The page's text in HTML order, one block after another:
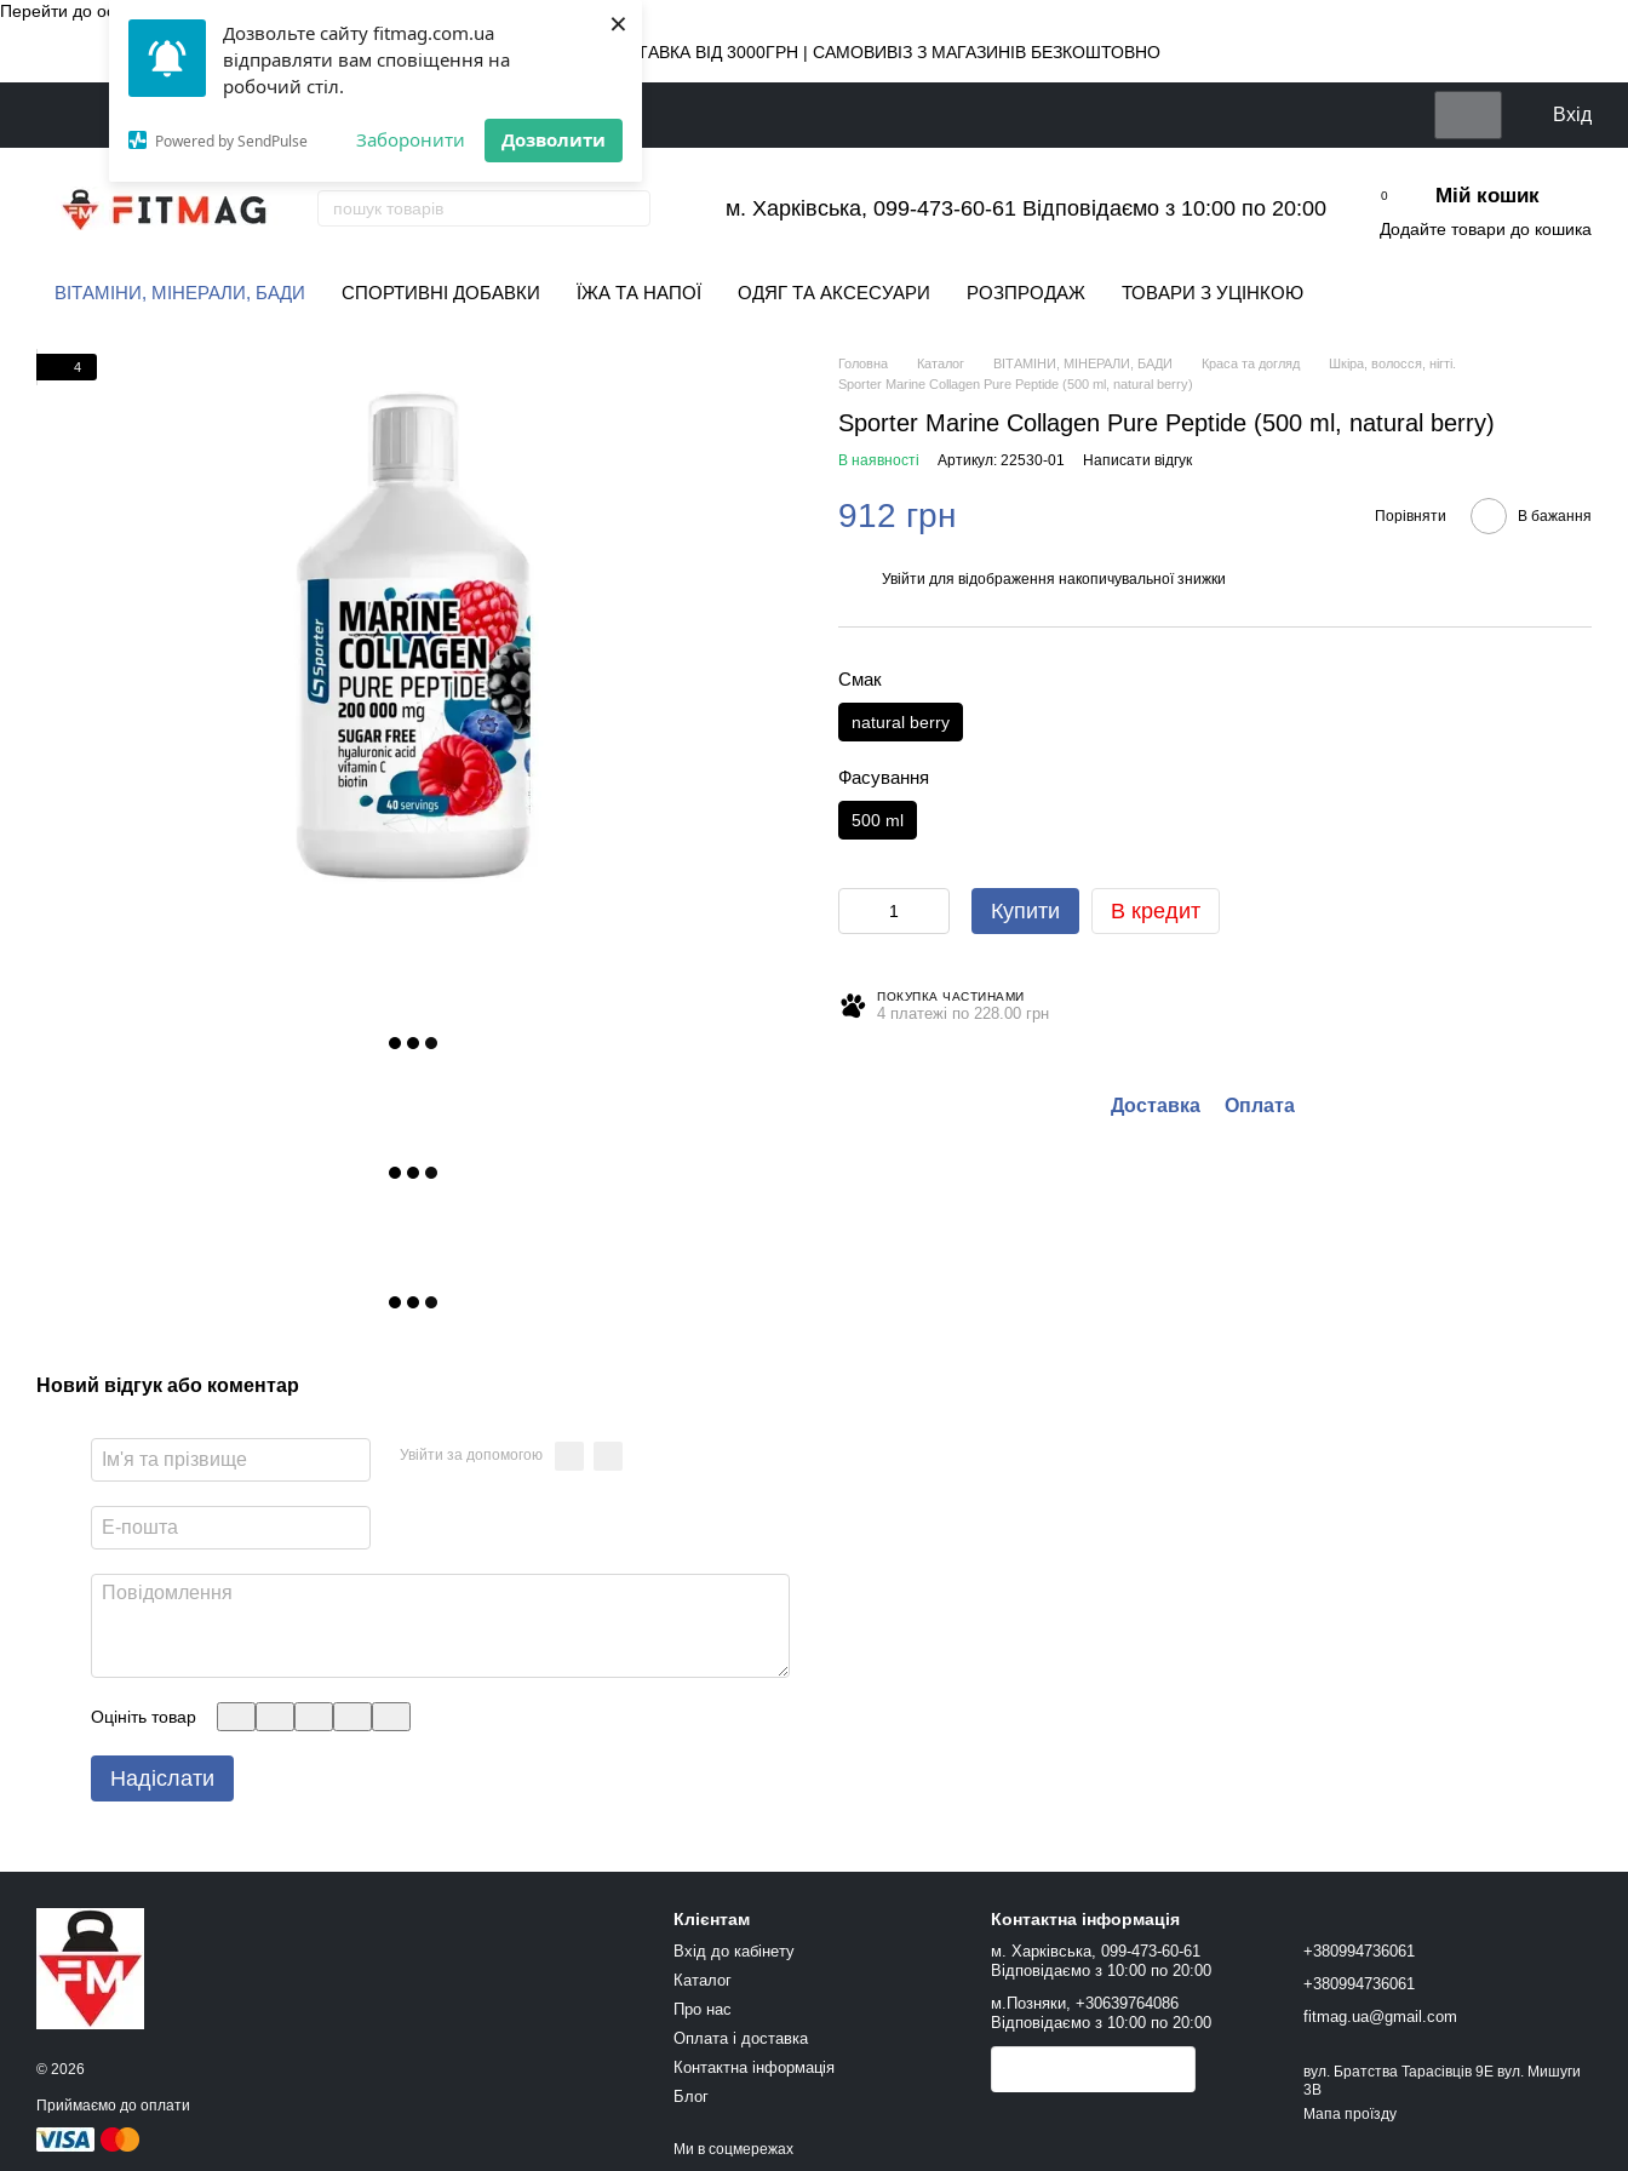
Дозвольте сайту fitmag.com.ua
відправляти вам сповіщення на
робочий стіл.
Powered by SendPulse Заборонити Дозволити
×
Перейти до основного контенту
БЕЗКОШТОВНА ДОСТАВКА ВІД 3000ГРН | САМОВИВІЗ З МАГАЗИНІВ БЕЗКОШТОВНО
Вхід
м. Харківська, 099-473-60-61 Відповідаємо з 10:00 по 20:00
0 Мій кошик
Додайте товари до кошика
ВІТАМІНИ, МІНЕРАЛИ, БАДИ СПОРТИВНІ ДОБАВКИ ЇЖА ТА НАПОЇ ОДЯГ ТА АКСЕСУАРИ РОЗПРОДАЖ ТОВАРИ З УЦІНКОЮ
4
Новий відгук або коментар
Увійти за допомогою
Оцініть товар
Надіслати
Головна Каталог ВІТАМІНИ, МІНЕРАЛИ, БАДИ Краса та догляд
Шкіра, волосся, нігті.
Sporter Marine Collagen Pure Peptide (500 ml, natural berry)
Sporter Marine Collagen Pure Peptide (500 ml, natural berry)
В наявності Артикул: 22530-01 Написати відгук
912 грн Порівняти В бажання
Увійти для відображення накопичувальної знижки
Смак
natural berry
Фасування
500 ml
Купити В кредит
ПОКУПКА ЧАСТИНАМИ
4 платежі по 228.00 грн
Доставка Оплата
© 2026
Приймаємо до оплати
Клієнтам
Вхід до кабінету
Каталог
Про нас
Оплата і доставка
Контактна інформація
Блог
Ми в соцмережах
Контактна інформація
м. Харківська, 099-473-60-61
Відповідаємо з 10:00 по 20:00
м.Позняки, +30639764086
Відповідаємо з 10:00 по 20:00
+380994736061
+380994736061
fitmag.ua@gmail.com
вул. Братства Тарасівців 9Е вул. Мишуги
3В
Мапа проїзду